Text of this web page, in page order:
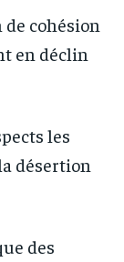
cohésion
en déclin
les
désertion
des